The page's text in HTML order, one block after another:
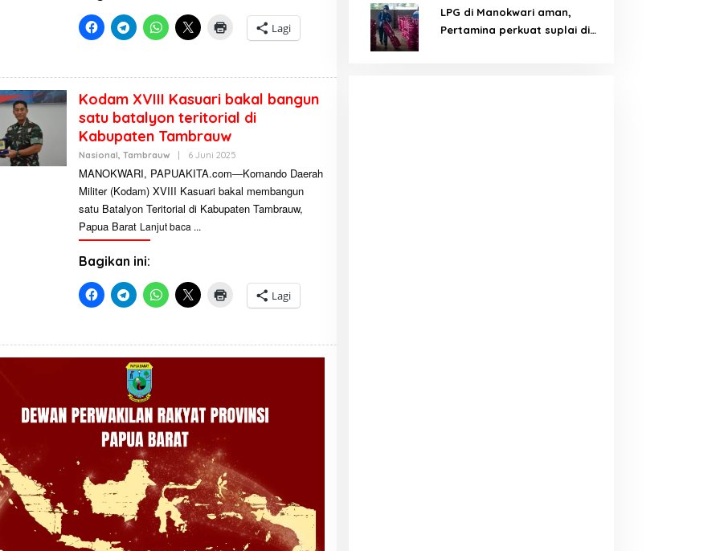
Lagi
Kodam XVIII Kasuari bakal bangun
satu batalyon teritorial di
Kabupaten Tambrauw
Nasional, Tambrauw 6 Juni 2025
E
H
D
MANOKWARI, PAPUAKITA.com—Komando Daerah
Militer (Kodam) XVIII Kasuari bakal membangun
satu Batalyon Teritorial di Kabupaten Tambrauw,
Papua Barat Lanjut baca
Bagikan ini:
Lagi
LPG di Manokwari aman,
Pertamina perkuat suplai di